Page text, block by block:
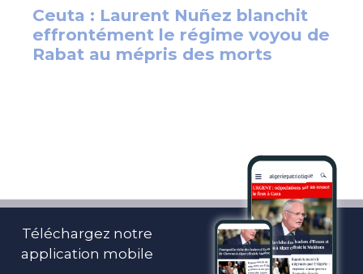
Téléchargez notre
application mobile